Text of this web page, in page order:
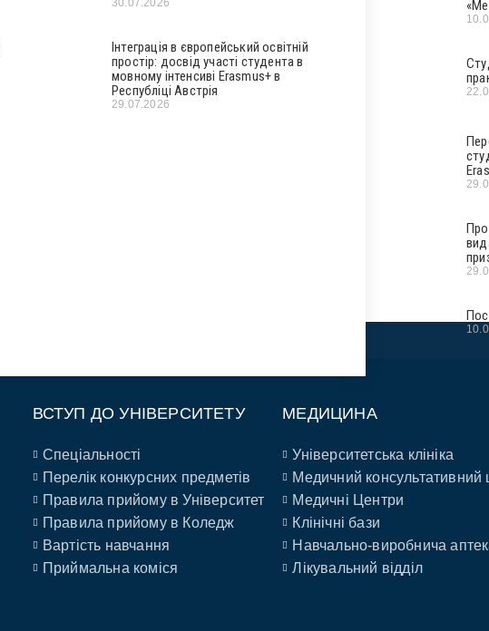
Інтеграція в європейський освітній
простір: досвід участі студента в
мовному інтенсиві Erasmus+ в
Республіці Австрія
29.07.2026
ВСТУП ДО УНІВЕРСИТЕТУ
Спеціальності
Перелік конкурсних предметів
Правила прийому в Університет
Правила прийому в Коледж
Вартість навчання
Приймальна коміся
МЕДИЦИНА
Університетська клініка
Медичний консультативний
Медичні Центри
Клінічні бази
Навчально-виробнича
Лікувальний відділ